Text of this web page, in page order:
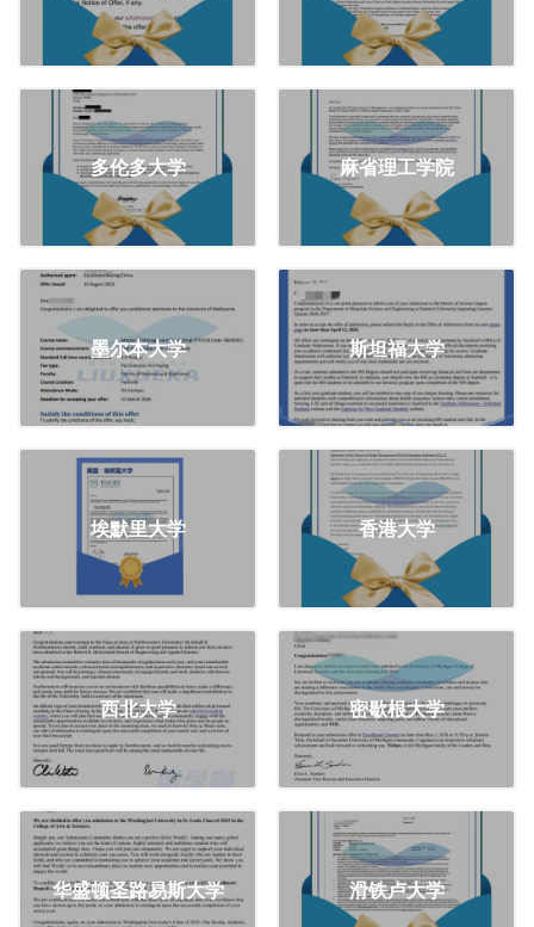
多伦多大学 麻省理工学院
墨尔本大学 斯坦福大学
埃默里大学 香港大学
西北大学 密歇根大学
华盛顿圣路易斯大学 滑铁卢大学